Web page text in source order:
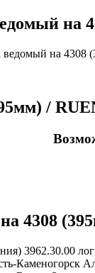
на
/
4308
3962.30.00
Каменогорск